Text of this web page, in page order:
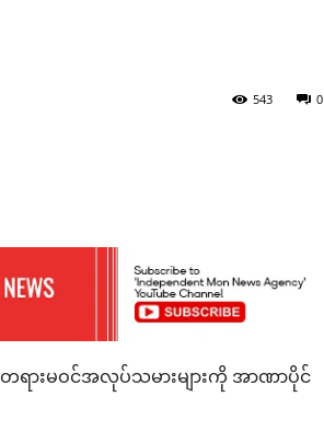
0
543
ားမဝင်အလုပ်သမားများကို အာဏာပိုင်